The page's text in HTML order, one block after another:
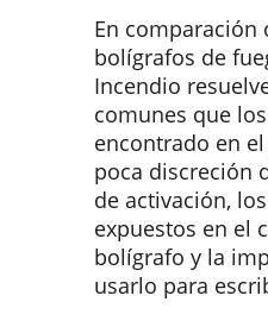
En comparación
bolígrafos de
Incendio
comunes que
encontrado en
poca discreción
de activación,
expuestos en el
bolígrafo y la
usarlo para